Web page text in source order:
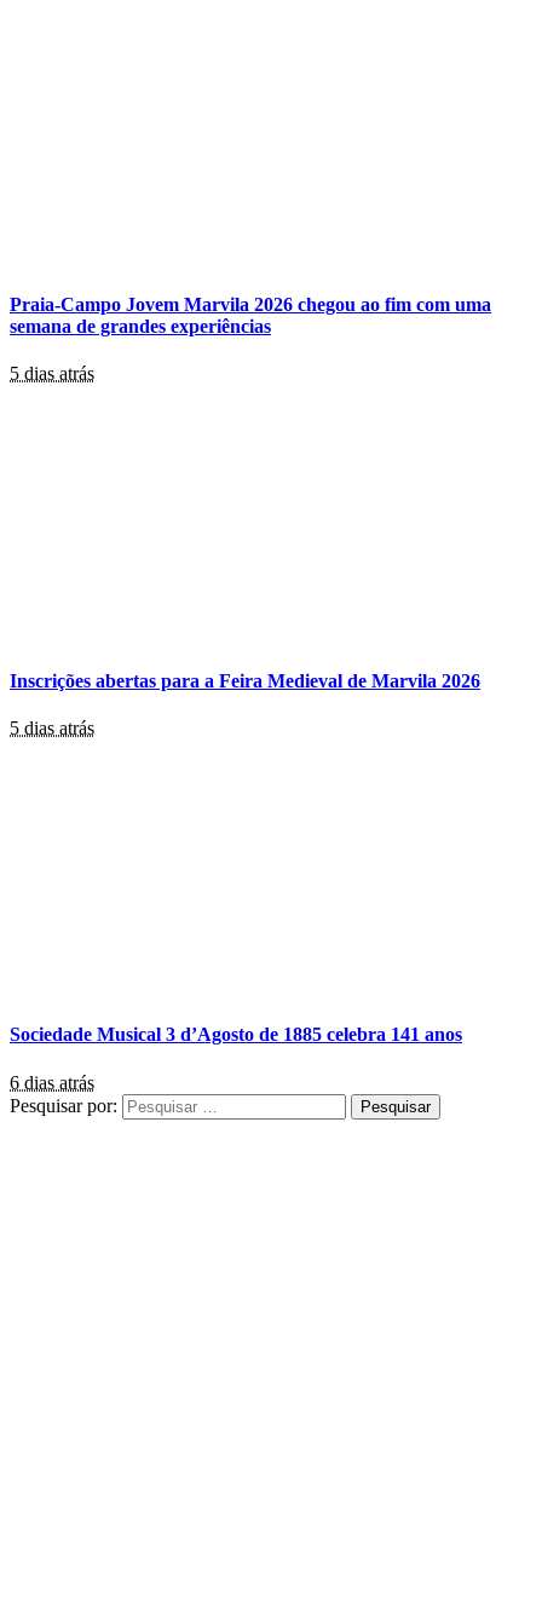
Praia-Campo Jovem Marvila 2026 chegou ao fim com uma
semana de grandes experiências
5 dias atrás
Inscrições abertas para a Feira Medieval de Marvila 2026
5 dias atrás
Sociedade Musical 3 d’Agosto de 1885 celebra 141 anos
6 dias atrás
Pesquisar por: